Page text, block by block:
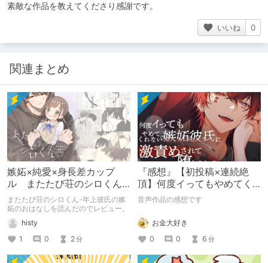
素敵な作品を教えてくださり感謝です。
いいね 0
関連まとめ
嫉妬×純愛×身長差カップ
ル またたび荘のシロくん-
年上彼氏の嫉妬のおはなし
またたび荘のシロくん-年上彼氏の嫉
妬のおはなしを読んだのでレビュー。
histy
1
0 2分
『感想』【初投稿×連続絶
頂】何度イってもやめてく
れない嫉妬彼氏に激責めさ
音声作品の感想です
お金大好き
0
0 6 分